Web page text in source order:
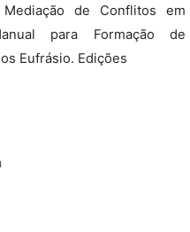
de Conflitos em
para Formação de
Eufrásio. Edições